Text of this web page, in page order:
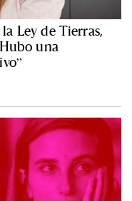
Ley de Tierras,
una